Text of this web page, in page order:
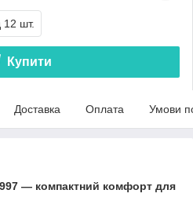
12 шт.
Купити
Доставка Оплата Умови
— компактний комфорт для